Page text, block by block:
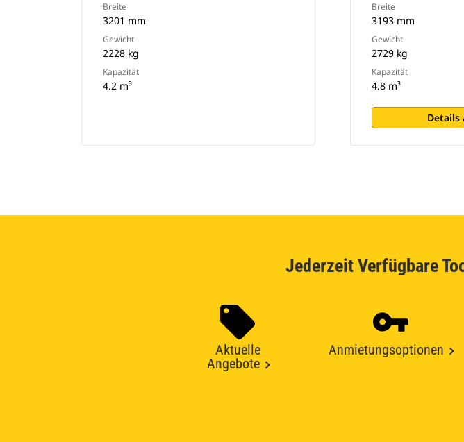
Breite
3201 mm
Gewicht
2228 kg
Kapazität
4.2 m³
Breite
3193 mm
Gewicht
2729 kg
Kapazität
4.8 m³
Details
Jederzeit Verfügbare
Aktuelle
Angebote
Anmietungsoptionen